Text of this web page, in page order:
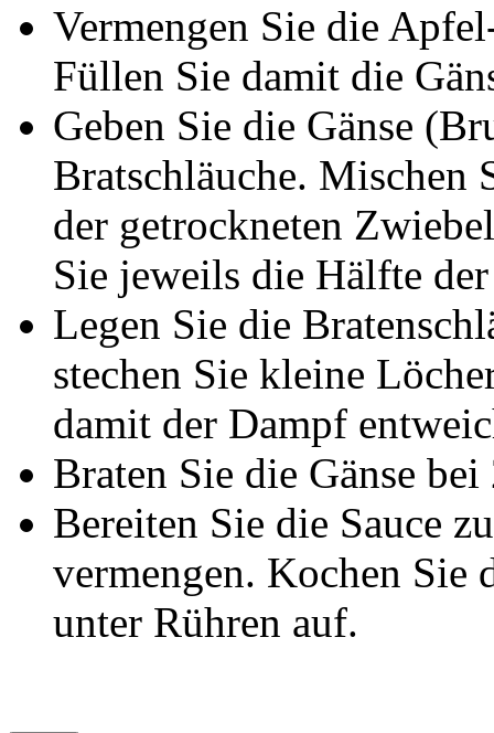
Vermengen Sie die
Füllen Sie damit die
Geben Sie die Gänse
Bratschläuche. Mischen
der getrockneten
Sie jeweils die Hälfte
Legen Sie die
stechen Sie kleine
damit der Dampf
Braten Sie die Gänse
Bereiten Sie die Sauce
vermengen. Kochen Sie
unter Rühren auf.